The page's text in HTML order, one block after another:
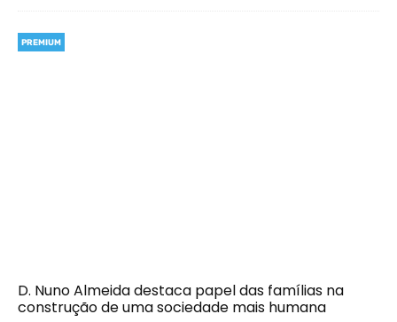
PREMIUM
D. Nuno Almeida destaca papel das famílias na
construção de uma sociedade mais humana